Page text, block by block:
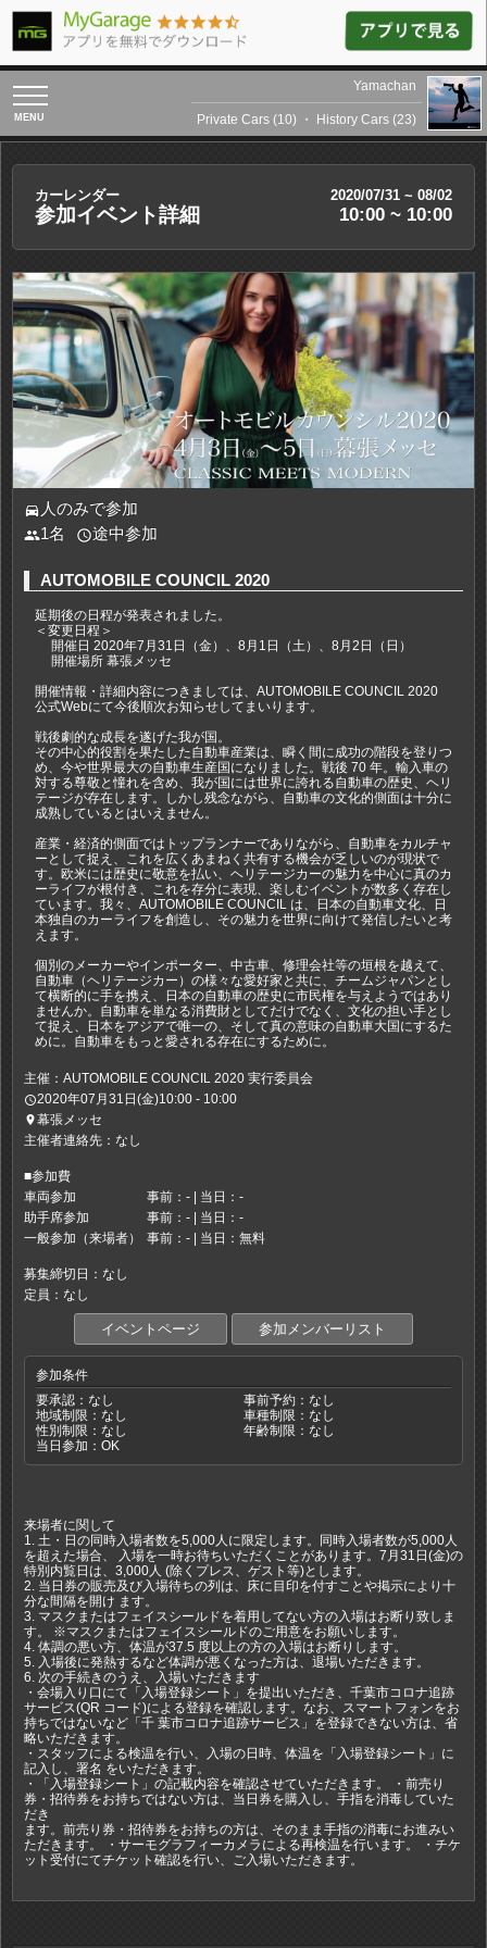
toggle
navigation
Yamachan
Private Cars (10) ・ History Cars (23)
カーレンダー 2020/07/31 ~ 08/02
参加イベント詳細 10:00 ~ 10:00
directions_car 人のみで参加
people1名 access_time途中参加
AUTOMOBILE COUNCIL 2020
延期後の日程が発表されました。
＜変更日程＞
開催日 2020年7月31日（金）、8月1日（土）、8月2日（日）
開催場所 幕張メッセ
開催情報・詳細内容につきましては、AUTOMOBILE COUNCIL 2020
公式Webにて今後順次お知らせしてまいります。
戦後劇的な成長を遂げた我が国。
その中心的役割を果たした自動車産業は、瞬く間に成功の階段を登りつ
め、今や世界最大の自動車生産国になりました。戦後 70 年。輸入車の
対する尊敬と憧れを含め、我が国には世界に誇れる自動車の歴史、ヘリ
テージが存在します。しかし残念ながら、自動車の文化的側面は十分に
成熟しているとはいえません。
産業・経済的側面ではトップランナーでありながら、自動車をカルチャ
ーとして捉え、これを広くあまねく共有する機会が乏しいのが現状で
す。欧米には歴史に敬意を払い、ヘリテージカーの魅力を中心に真のカ
ーライフが根付き、これを存分に表現、楽しむイベントが数多く存在し
ています。我々、AUTOMOBILE COUNCIL は、日本の自動車文化、日
本独自のカーライフを創造し、その魅力を世界に向けて発信したいと考
えます。
個別のメーカーやインポーター、中古車、修理会社等の垣根を越えて、
自動車（ヘリテージカー）の様々な愛好家と共に、チームジャパンとし
て横断的に手を携え、日本の自動車の歴史に市民権を与えようではあり
ませんか。自動車を単なる消費財としてだけでなく、文化の担い手とし
て捉え、日本をアジアで唯一の、そして真の意味の自動車大国にするた
めに。自動車をもっと愛される存在にするために。
主催：AUTOMOBILE COUNCIL 2020 実行委員会
access_time2020年07月31日(金)10:00 - 10:00
place幕張メッセ
主催者連絡先：なし
■参加費
車両参加
事前：- | 当日：-
助手席参加
事前：- | 当日：-
一般参加（来場者）
事前：- | 当日：無料
募集締切日：なし
定員：なし
イベントページ 参加メンバーリスト
参加条件
要承認：なし
事前予約：なし
地域制限：なし
車種制限：なし
性別制限：なし
年齢制限：なし
当日参加：OK
来場者に関して
1. 土・日の同時入場者数を5,000人に限定します。同時入場者数が5,000人
を超えた場合、 入場を一時お待ちいただくことがあります。7月31日(金)の
特別内覧日は、3,000人 (除くプレス、ゲスト等)とします。
2. 当日券の販売及び入場待ちの列は、床に目印を付すことや掲示により十
分な間隔を開け ます。
3. マスクまたはフェイスシールドを着用してない方の入場はお断り致しま
す。 ※マスクまたはフェイスシールドのご用意をお願いします。
4. 体調の悪い方、体温が37.5 度以上の方の入場はお断りします。
5. 入場後に発熱するなど体調が悪くなった方は、退場いただきます。
6. 次の手続きのうえ、入場いただきます
・会場入り口にて「入場登録シート」を提出いただき、千葉市コロナ追跡
サービス(QR コード)による登録を確認します。なお、スマートフォンをお
持ちではないなど「千 葉市コロナ追跡サービス」を登録できない方は、省
略いただきます。
・スタッフによる検温を行い、入場の日時、体温を「入場登録シート」に
記入し、署名 をいただきます。
・「入場登録シート」の記載内容を確認させていただきます。 ・前売り
券・招待券をお持ちではない方は、当日券を購入し、手指を消毒していた
だき
ます。前売り券・招待券をお持ちの方は、そのまま手指の消毒にお進みい
ただきます。 ・サーモグラフィーカメラによる再検温を行います。 ・チケ
ット受付にてチケット確認を行い、ご入場いただきます。